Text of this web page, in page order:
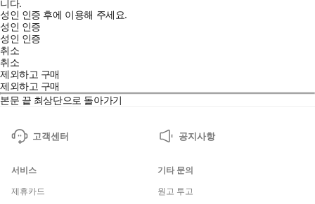
니다.
성인 인증 후에 이용해 주세요.
성인 인증
성인 인증
취소
취소
제외하고 구매
제외하고 구매
본문 끝 최상단으로 돌아가기
고객센터 공지사항
서비스
제휴카드
기타 문의
원고 투고